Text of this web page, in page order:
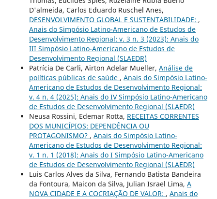
D'almeida, Carlos Eduardo Ruschel Anes,
DESENVOLVIMENTO GLOBAL E SUSTENTABILIDADE: ,
Anais do Simpósio Latino-Americano de Estudos de
Desenvolvimento Regional: v. 3 n. 3 (2023): Anais do
III Simpósio Latino-Americano de Estudos de
Desenvolvimento Regional (SLAEDR)
Patrícia De Carli, Airton Adelar Mueller, Análise de
políticas públicas de saúde , Anais do Simpósio Latino-
Americano de Estudos de Desenvolvimento Regional:
v. 4 n. 4 (2025): Anais do IV Simpósio Latino-Americano
de Estudos de Desenvolvimento Regional (SLAEDR)
Neusa Rossini, Edemar Rotta, RECEITAS CORRENTES
DOS MUNICÍPIOS: DEPENDÊNCIA OU
PROTAGONISMO? , Anais do Simpósio Latino-
Americano de Estudos de Desenvolvimento Regional:
v. 1 n. 1 (2018): Anais do I Simpósio Latino-Americano
de Estudos de Desenvolvimento Regional (SLAEDR)
Luis Carlos Alves da Silva, Fernando Batista Bandeira
da Fontoura, Maicon da Silva, Julian Israel Lima, A
NOVA CIDADE E A COCRIAÇÃO DE VALOR: , Anais do